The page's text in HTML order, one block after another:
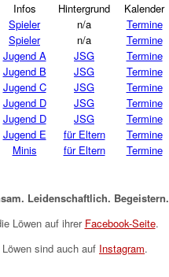
Infos Hintergrund Kalender
Spieler n/a Termine
Spieler n/a Termine
Jugend A JSG Termine
Jugend B JSG Termine
Jugend C JSG Termine
Jugend D JSG Termine
Jugend D JSG Termine
Jugend E für Eltern Termine
Minis für Eltern Termine
Leidenschaftlich. Begeistern.
Löwen auf ihrer Facebook-Seite.
Löwen sind auch auf Instagram.